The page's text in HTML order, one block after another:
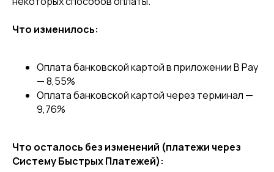
Что изменилось:
Оплата банковской картой в приложении B Pay
— 8,55%
Оплата банковской картой через терминал —
9,76%
Что осталось без изменений (платежи через
Систему Быстрых Платежей):